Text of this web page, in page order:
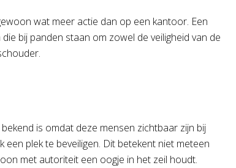
wat meer actie dan op een kantoor. Een
bij panden staan om zowel de veiligheid van de
is omdat deze mensen zichtbaar zijn bij
een plek te beveiligen. Dit betekent niet meteen
met autoriteit een oogje in het zeil houdt.